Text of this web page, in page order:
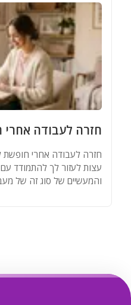
חזרה לעבודה אחרי
חזרה לעבודה אחרי חופשת
עצות לעזור לך להתמודד עם
והמעשיים של סוג זה של